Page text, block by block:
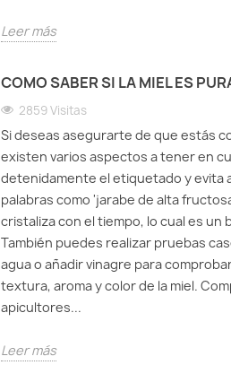
Leer más
COMO SABER SI LA MIEL ES
2859 Visitas
Si deseas asegurarte de que estás
existen varios aspectos a tener en
detenidamente el etiquetado y evita
palabras como 'jarabe de alta
cristaliza con el tiempo, lo cual es un
También puedes realizar pruebas
agua o añadir vinagre para
textura, aroma y color de la miel.
apicultores...
Leer más